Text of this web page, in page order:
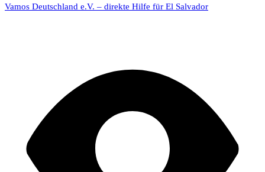
Vamos Deutschland e.V. – direkte Hilfe für El Salvador